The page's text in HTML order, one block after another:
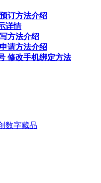
订方法介绍
详情
方法介绍
请方法介绍
修改手机绑定方法
数字藏品